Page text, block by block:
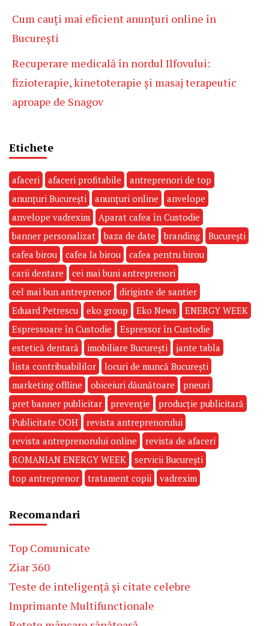
Cum cauți mai eficient anunțuri online în
București
Recuperare medicală în nordul Ilfovului:
fizioterapie, kinetoterapie și masaj terapeutic
aproape de Snagov
Etichete
afaceri afaceri profitabile
antreprenori de top
anunțuri București
anunțuri online
anvelope
anvelope vadrexim
Aparat cafea în Custodie
banner personalizat
baza de date branding
București
cafea birou
cafea la birou
cafea pentru birou
carii dentare
cei mai buni antreprenori
cel mai bun antreprenor
diriginte de santier
Eduard Petrescu
eko group Eko News
ENERGY WEEK
Espressoare în Custodie
Espressor în Custodie
estetică dentară
imobiliare București
jante tabla
lista contribuabililor
locuri de muncă București
marketing offline
obiceiuri dăunătoare
pneuri
pret banner publicitar
prevenție
producție publicitară
Publicitate OOH
revista antreprenorului
revista antreprenorului online
revista de afaceri
ROMANIAN ENERGY WEEK
servicii București
top antreprenor
tratament copii vadrexim
Recomandari
Top Comunicate
Ziar 360
Teste de inteligență și citate celebre
Imprimante Multifunctionale